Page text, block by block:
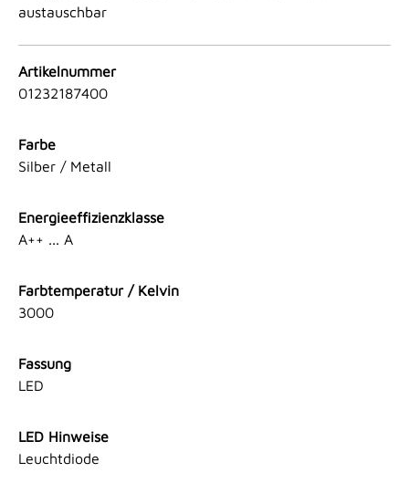
austauschbar
Artikelnummer
01232187400
Farbe
Silber / Metall
Energieeffizienzklasse
A++ ... A
Farbtemperatur / Kelvin
3000
Fassung
LED
LED Hinweise
Leuchtdiode